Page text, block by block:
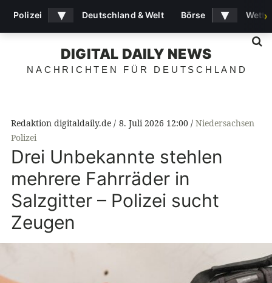
DIGITAL DAILY NEWS
NACHRICHTEN FÜR DEUTSCHLAND
Redaktion digitaldaily.de 8. Juli 2026 12:00
Niedersachsen
Polizei
Drei Unbekannte stehlen
mehrere Fahrräder in
Salzgitter – Polizei sucht
Zeugen
Polizei ▾ Deutschland & Welt Börse ▾ ›